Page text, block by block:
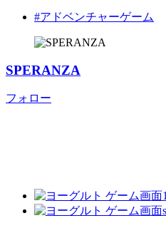
#アドベンチャーゲーム
SPERANZA
フォロー